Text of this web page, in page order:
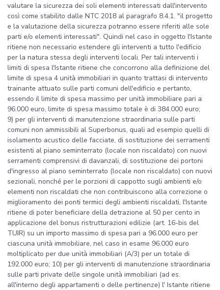
valutare la sicurezza dei soli elementi interessati dall'intervento
così come stabilito dalle NTC 2018 al paragrafo 8.4.1. "il progetto
e la valutazione della sicurezza potranno essere riferiti alle sole
parti e/o elementi interessati". Quindi nel caso in oggetto l'Istante
ritiene non necessario estendere gli interventi a tutto l'edificio
per la natura stessa degli interventi locali. Per tali interventi i
limiti di spesa l'Istante ritiene che concorrono alla definizione del
limite di spesa 4 unità immobiliari in quanto trattasi di intervento
trainante attuato sulle parti comuni dell'edificio e pertanto,
essendo il limite di spesa massimo per unità immobiliare pari a
96.000 euro, limite di spesa massimo totale è di 384.000 euro;
9) per gli interventi di manutenzione straordinaria sulle parti
comuni non ammissibili al Superbonus, quali ad esempio quelli di
isolamento acustico delle facciate, di sostituzione dei serramenti
esistenti al piano seminterrato (locale non riscaldato) con nuovi
serramenti comprensivi di davanzali, di sostituzione dei portoni
d'ingresso al piano seminterrato (locale non riscaldato) con nuovi
sezionali, nonché per le porzioni di cappotto sugli ambienti e/o
elementi non riscaldati che non contribuiscono alla correzione o
miglioramento dei ponti termici degli ambienti riscaldati, l'Istante
ritiene di poter beneficiare della detrazione al 50 per cento in
applicazione del bonus ristrutturazioni edilizie (art. 16-bis del
TUIR) su un importo massimo di spesa pari a 96.000 euro per
ciascuna unità immobiliare, nel caso in esame 96.000 euro
moltiplicato per due unità immobiliari (A/3) per un totale di
192.000 euro; 10) per gli interventi di manutenzione straordinaria
sulle parti private delle singole unità immobiliari (ad es.
all'interno degli appartamenti o delle pertinenze) l' Istante ritiene